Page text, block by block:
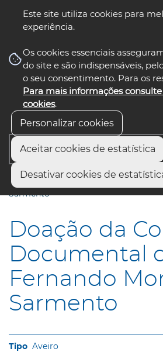
Este site utiliza cookies para
experiência.
Os cookies essenciais
do site e são indispensáveis,
o seu consentimento. Para os
Para mais informações
cookies.
Personalizar cookies
Aceitar cookies de estatística
Desativar cookies de
nos
Início
Doação da Coleção Documental de
Sarmento
Doação da
Documental
Fernando
Sarmento
Aveiro